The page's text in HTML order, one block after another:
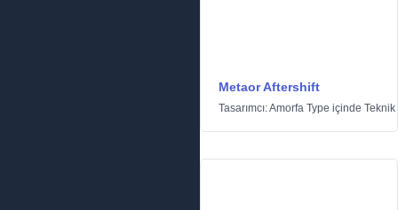
Metaor Aftershift
Tasarımcı:Amorfa Type içinde Teknik